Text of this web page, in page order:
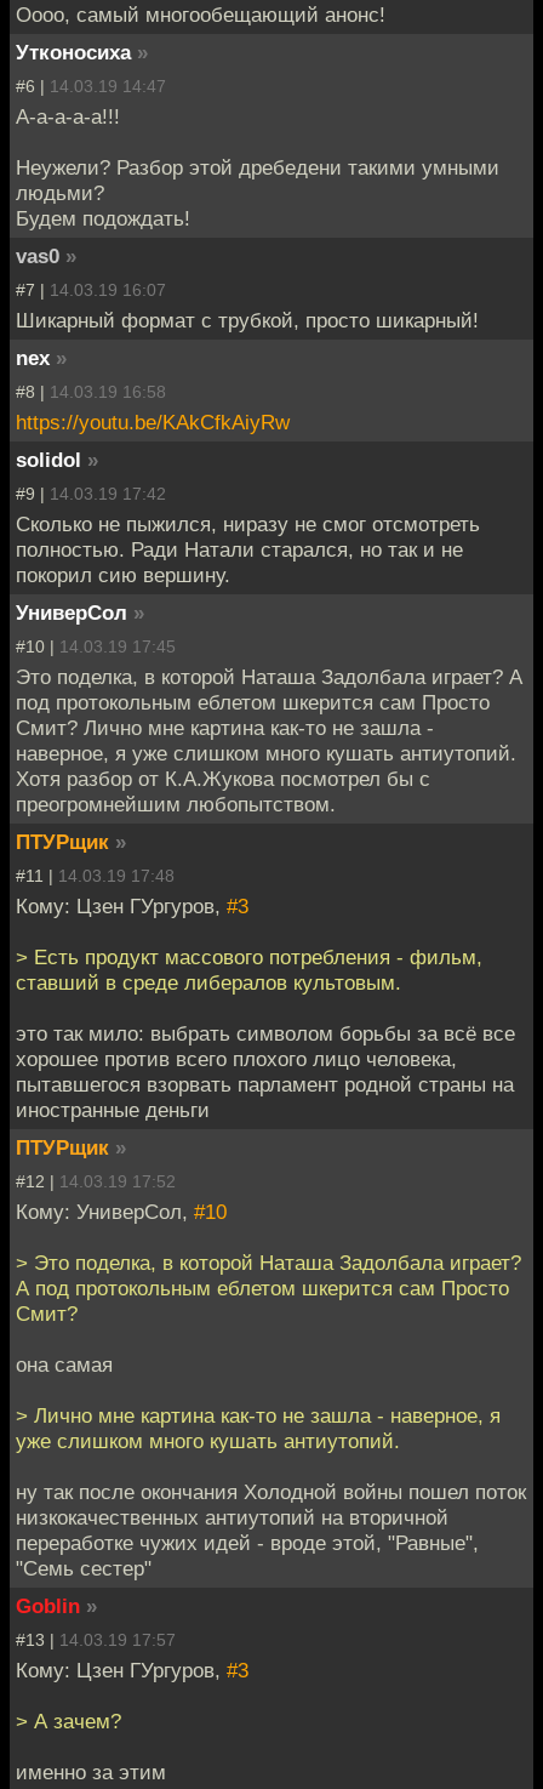
Оооо, самый многообещающий анонс!
Утконосиха »
#6 | 14.03.19 14:47
А-а-а-а-а!!!
Неужели? Разбор этой дребедени такими умными
людьми?
Будем подождать!
vas0 »
#7 | 14.03.19 16:07
Шикарный формат с трубкой, просто шикарный!
nex »
#8 | 14.03.19 16:58
https://youtu.be/KAkCfkAiyRw
solidol »
#9 | 14.03.19 17:42
Сколько не пыжился, ниразу не смог отсмотреть
полностью. Ради Натали старался, но так и не
покорил сию вершину.
УниверСол »
#10 | 14.03.19 17:45
Это поделка, в которой Наташа Задолбала играет? А
под протокольным еблетом шкерится сам Просто
Смит? Лично мне картина как-то не зашла -
наверное, я уже слишком много кушать антиутопий.
Хотя разбор от К.А.Жукова посмотрел бы с
преогромнейшим любопытством.
ПТУРщик »
#11 | 14.03.19 17:48
Кому: Цзен ГУргуров, #3
> Есть продукт массового потребления - фильм,
ставший в среде либералов культовым.
это так мило: выбрать символом борьбы за всё все
хорошее против всего плохого лицо человека,
пытавшегося взорвать парламент родной страны на
иностранные деньги
ПТУРщик »
#12 | 14.03.19 17:52
Кому: УниверСол, #10
> Это поделка, в которой Наташа Задолбала играет?
А под протокольным еблетом шкерится сам Просто
Смит?
она самая
> Лично мне картина как-то не зашла - наверное, я
уже слишком много кушать антиутопий.
ну так после окончания Холодной войны пошел поток
низкокачественных антиутопий на вторичной
переработке чужих идей - вроде этой, "Равные",
"Семь сестер"
Goblin »
#13 | 14.03.19 17:57
Кому: Цзен ГУргуров, #3
> А зачем?
именно за этим